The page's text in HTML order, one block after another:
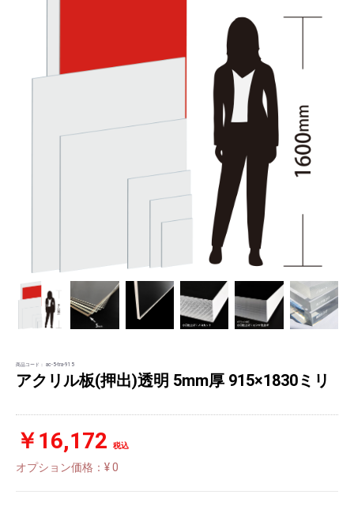
商品コード： ac-5-tra-915
アクリル板(押出)透明 5mm厚 915×1830ミリ
￥16,172 税込
オプション価格：¥0